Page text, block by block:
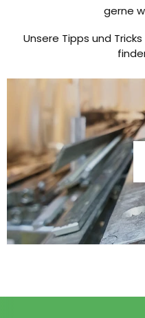
gerne
Unsere Tipps und